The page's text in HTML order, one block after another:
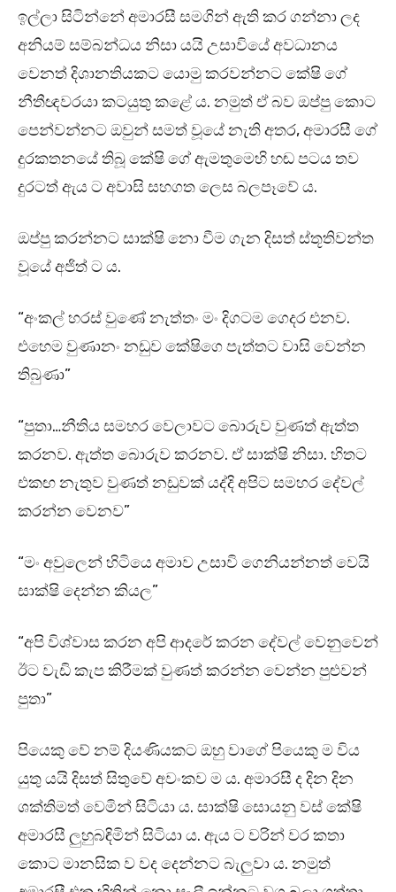
ඉල්ලා සිටින්නේ අමාරසී සමගින් ඇති කර ගන්නා ලද
අනියම් සම්බන්ධය නිසා යයි උසාවියේ අවධානය
වෙනත් දිශානතියකට යොමු කරවන්නට කේෂි ගේ
නීතීඥවරයා කටයුතු කළේ ය. නමුත් ඒ බව ඔප්පු කොට
පෙන්වන්නට ඔවුන් සමත් වූයේ නැති අතර, අමාරසී ගේ
දුරකතනයේ තිබූ කේෂි ගේ ඇමතුමෙහි හඬ පටය තව
දුරටත් ඇය ට අවාසි සහගත ලෙස බලපෑවේ ය.
ඔප්පු කරන්නට සාක්ෂි නො වීම ගැන දිසත් ස්තූතිවන්ත
වූයේ අජිත් ට ය.
“අංකල් හරස් වුණේ නැත්තං මං දිගටම ගෙදර එනව.
එහෙම වුණානං නඩුව කේෂිගෙ පැත්තට වාසි වෙන්න
තිබුණා”
“පුතා…නීතිය සමහර වෙලාවට බොරුව වුණත් ඇත්ත
කරනව. ඇත්ත බොරුව කරනව. ඒ සාක්ෂි නිසා. හිතට
එකඟ නැතුව වුණත් නඩුවක් යද්දි අපිට සමහර දේවල්
කරන්න වෙනව”
“මං අවුලෙන් හිටියෙ අමාව උසාවි ගෙනියන්නත් වෙයි
සාක්ෂි දෙන්න කියල”
“අපි විශ්වාස කරන අපි ආදරේ කරන දේවල් වෙනුවෙන්
ඊට වැඩි කැප කිරීමක් වුණත් කරන්න වෙන්න පුළුවන්
පුතා”
පියෙකු වේ නම් දියණියකට ඔහු වාගේ පියෙකු ම විය
යුතු යයි දිසත් සිතුවේ අවංකව ම ය. අමාරසී ද දින දින
ශක්තිමත් වෙමින් සිටියා ය. සාක්ෂි සොයනු වස් කේෂි
අමාරසී ලුහුබඳිමින් සිටියා ය. ඇය ට වරින් වර කතා
කොට මානසික ව වද දෙන්නට බැලුවා ය. නමුත්